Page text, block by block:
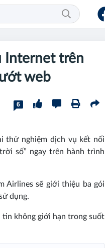
Internet trên
web
6
thử nghiệm dịch vụ kết nối
số” ngay trên hành trình
Airlines sẽ giới thiệu ba gói
dụng.
không giới hạn trong suốt